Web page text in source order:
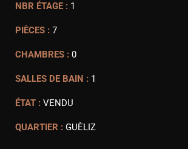
NBR ÉTAGE : 1
PIÈCES : 7
CHAMBRES : 0
SALLES DE BAIN : 1
ÉTAT : VENDU
QUARTIER : GUÈLIZ